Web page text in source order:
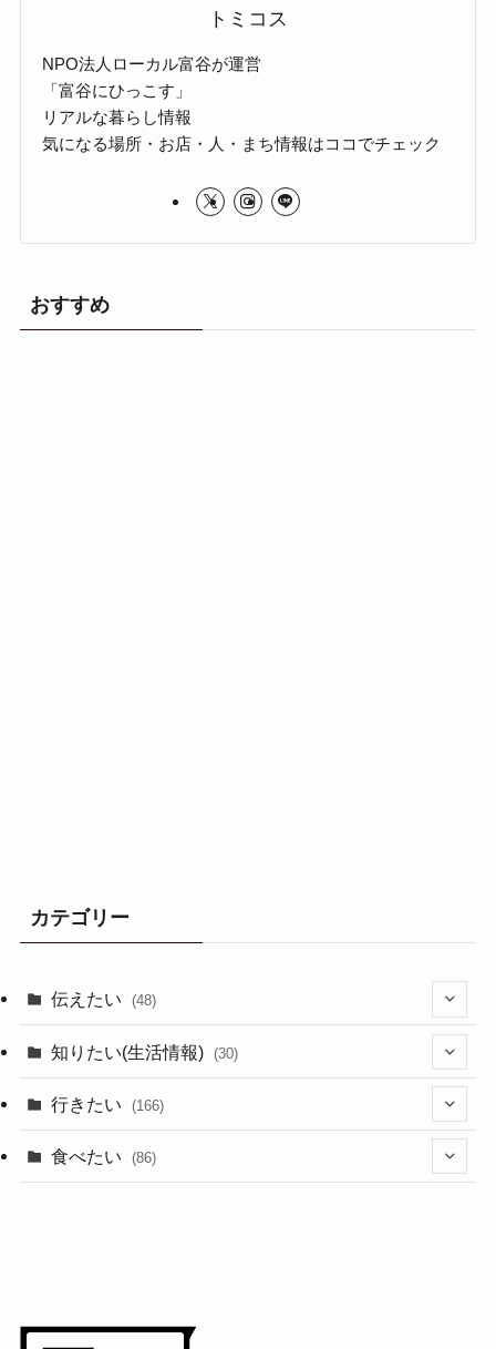
トミコス
NPO法人ローカル富谷が運営
「富谷にひっこす」
リアルな暮らし情報
気になる場所・お店・人・まち情報はココでチェック
おすすめ
カテゴリー
伝えたい (48)
(44)
(1)
知りたい(生活情報) (30)
(10)
(11)
行きたい (166)
(18)
食べたい (86)